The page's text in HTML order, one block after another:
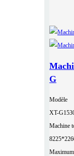
G
Modèle
XT-
Machine